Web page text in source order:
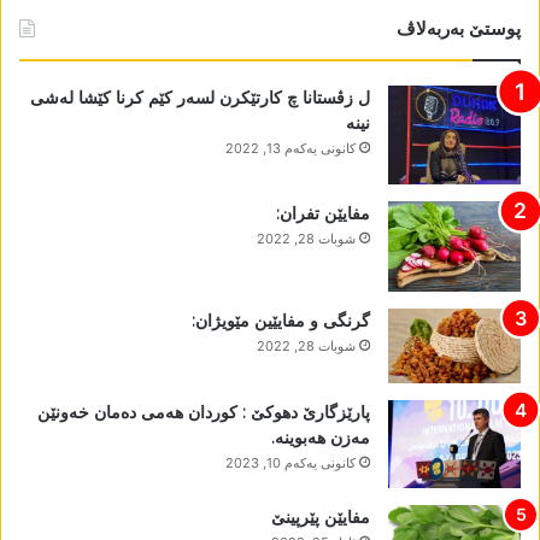
پوستێ بەربەلاڤ
ل زڤستانا چ کارتێکرن لسەر کێم کرنا کێشا لەشی
نینە
كانونی یه‌كه‌م 13, 2022
مفایێن تفران:
شوبات 28, 2022
گرنگی و مفایێین مێویژان:
شوبات 28, 2022
پارێزگارێ دھوکێ : کوردان ھەمی دەمان خەونێن
مەزن ھەبوینە.
كانونی یه‌كه‌م 10, 2023
مفایێن پێرپینێ